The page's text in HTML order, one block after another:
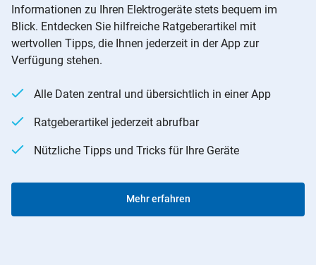
Informationen zu Ihren Elektrogeräte stets bequem im
Blick. Entdecken Sie hilfreiche Ratgeberartikel mit
wertvollen Tipps, die Ihnen jederzeit in der App zur
Verfügung stehen.
Alle Daten zentral und übersichtlich in einer App
Ratgeberartikel jederzeit abrufbar
Nützliche Tipps und Tricks für Ihre Geräte
Mehr erfahren